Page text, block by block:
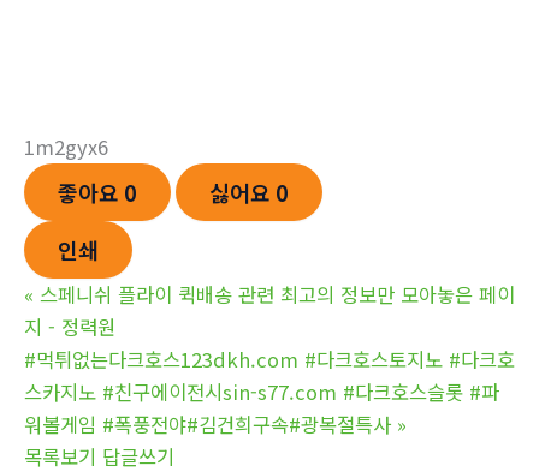
1m2gyx6
좋아요 0 싫어요 0
인쇄
« 스페니쉬 플라이 퀵배송 관련 최고의 정보만 모아놓은 페이
지 - 정력원
#먹튀없는다크호스123dkh.com #다크호스토지노 #다크호
스카지노 #친구에이전시sin-s77.com #다크호스슬롯 #파
워볼게임 #폭풍전야#김건희구속#광복절특사 »
목록보기 답글쓰기